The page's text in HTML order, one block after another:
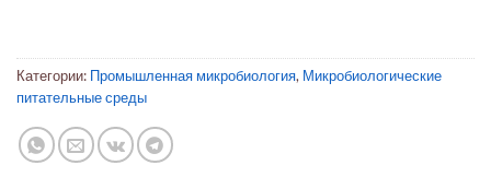
Категории: Промышленная микробиология, Микробиологические
питательные среды